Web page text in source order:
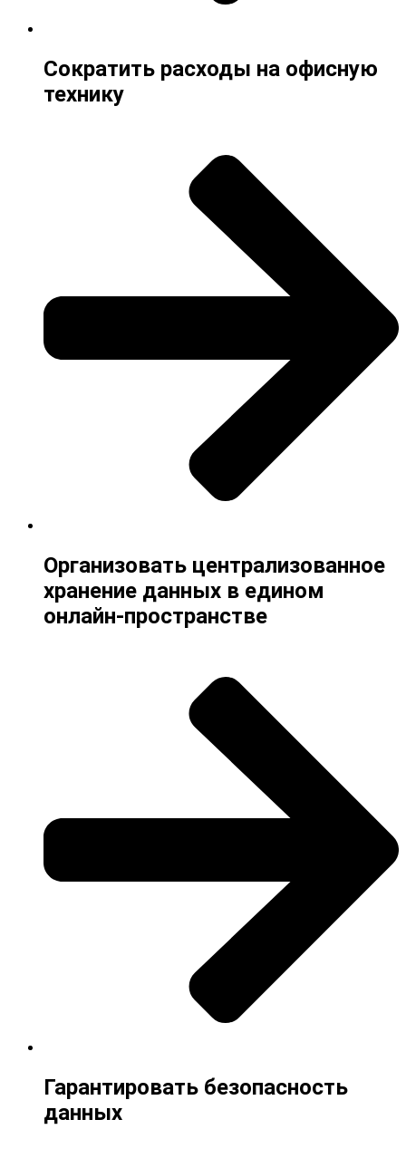
Сократить расходы на офисную
технику
Организовать централизованное
хранение данных в едином
онлайн-пространстве
Гарантировать безопасность
данных